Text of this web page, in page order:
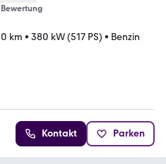
km • 380 kW (517 PS) • Benzin
Kontakt Parken